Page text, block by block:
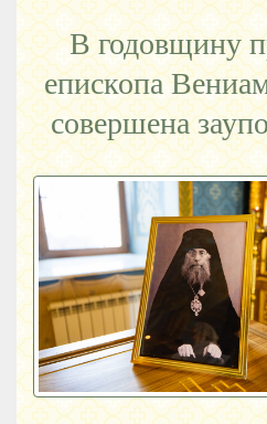
В годовщину
епископа
совершена